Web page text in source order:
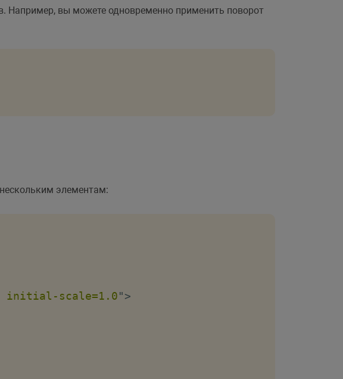
вы можете одновременно применить поворот
элементам:
initial-scale=1.0">